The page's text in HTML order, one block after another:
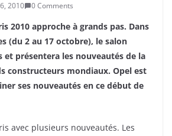
2010 0 Comments
2010 approche à grands pas. Dans
(du 2 au 17 octobre), le salon
et présentera les nouveautés de la
constructeurs mondiaux. Opel est
ses nouveautés en ce début de
avec plusieurs nouveautés. Les